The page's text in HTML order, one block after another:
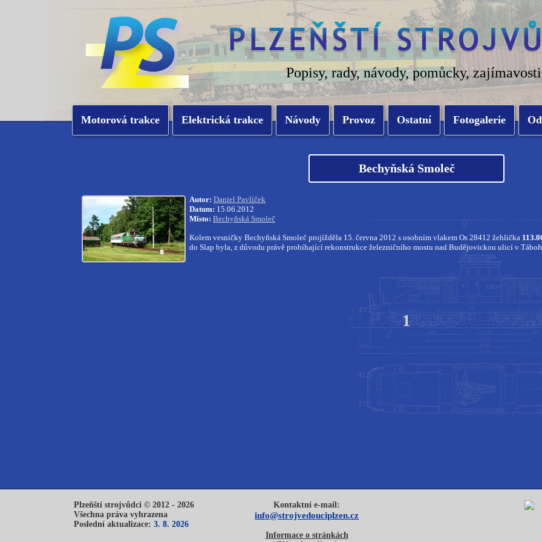
Popisy, rady, návody, pomůcky, zajímavosti
Motorová trakce Elektrická trakce Návody Provoz Ostatní Fotogalerie
Bechyňská Smoleč
Autor: Daniel Pavlíček
Datum: 15.06.2012
Místo: Bechyňská Smoleč
Kolem vesničky Bechyňská Smoleč projížděla 15. června 2012 s osobním vlakem Os 28412 žehlička
do Slap byla, z důvodu právě probíhající rekonstrukce železničního mostu nad Budějovickou ulicí v
1
Plzeňští strojvůdci © 2012 - 2026
Všechna práva vyhrazena
Poslední aktualizace: 3. 8. 2026
Kontaktní e-mail:
info@strojvedouciplzen.cz
Informace o stránkách